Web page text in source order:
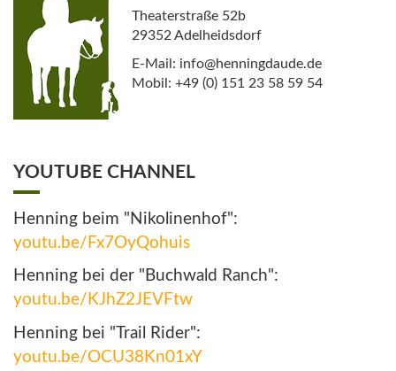
Theaterstraße 52b
29352 Adelheidsdorf
E-Mail: info@henningdaude.de
Mobil: +49 (0) 151 23 58 59 54
YOUTUBE CHANNEL
Henning beim "Nikolinenhof":
youtu.be/Fx7OyQohuis
Henning bei der "Buchwald Ranch":
youtu.be/KJhZ2JEVFtw
Henning bei "Trail Rider":
youtu.be/OCU38Kn01xY